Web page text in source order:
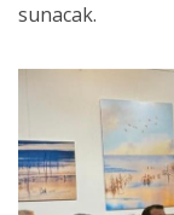
sunacak.